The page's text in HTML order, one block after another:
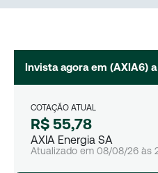
Invista agora em (AXIA6)
COTAÇÃO ATUAL
R$ 55,78
AXIA Energia SA
Atualizado em 08/08/26 às